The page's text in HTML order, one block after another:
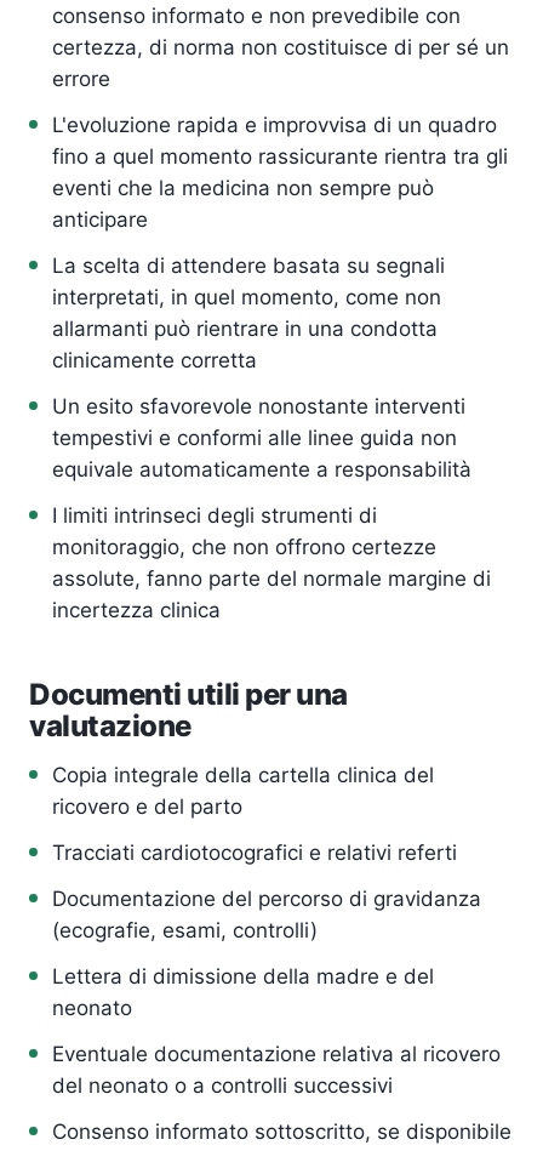
consenso informato e non prevedibile con
certezza, di norma non costituisce di per sé un
errore
L'evoluzione rapida e improvvisa di un quadro
fino a quel momento rassicurante rientra tra gli
eventi che la medicina non sempre può
anticipare
La scelta di attendere basata su segnali
interpretati, in quel momento, come non
allarmanti può rientrare in una condotta
clinicamente corretta
Un esito sfavorevole nonostante interventi
tempestivi e conformi alle linee guida non
equivale automaticamente a responsabilità
I limiti intrinseci degli strumenti di
monitoraggio, che non offrono certezze
assolute, fanno parte del normale margine di
incertezza clinica
Documenti utili per una
valutazione
Copia integrale della cartella clinica del
ricovero e del parto
Tracciati cardiotocografici e relativi referti
Documentazione del percorso di gravidanza
(ecografie, esami, controlli)
Lettera di dimissione della madre e del
neonato
Eventuale documentazione relativa al ricovero
del neonato o a controlli successivi
Consenso informato sottoscritto, se disponibile